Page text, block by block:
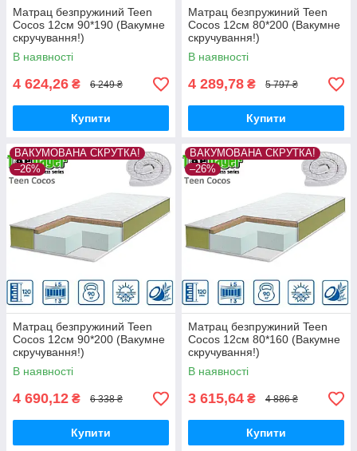
Матрац безпружиний Teen
Cocos 12см 90*190 (Вакумне
скручування!)
В наявності
4 624,26 ₴ 6 249 ₴
Купити
Матрац безпружиний Teen
Cocos 12см 80*200 (Вакумне
скручування!)
В наявності
4 289,78 ₴ 5 797 ₴
Купити
ВАКУМОВАНА СКРУТКА!
–26%
Матрац безпружиний Teen
Cocos 12см 90*200 (Вакумне
скручування!)
В наявності
4 690,12 ₴ 6 338 ₴
Купити
ВАКУМОВАНА СКРУТКА!
–26%
Матрац безпружиний Teen
Cocos 12см 80*160 (Вакумне
скручування!)
В наявності
3 615,64 ₴ 4 886 ₴
Купити